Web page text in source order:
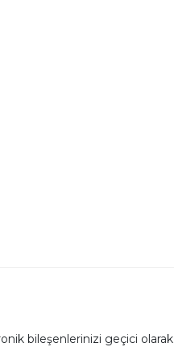
bileşenlerinizi geçici olarak